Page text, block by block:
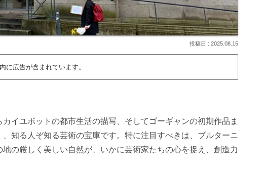
2025.08.15
に広告が含まれています。
イユボットの都市生活の描写、そしてゴーギャンの初期作品ま
知る人ぞ知る芸術の宝庫です。特に注目すべきは、ブルターニ
の厳しく美しい自然が、いかに芸術家たちの心を捉え、創造力